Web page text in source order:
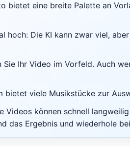
bietet eine breite Palette an
hoch: Die KI kann zwar viel,
Sie Ihr Video im Vorfeld. Auch
bietet viele Musikstücke zur
Videos können schnell
das Ergebnis und wiederhole